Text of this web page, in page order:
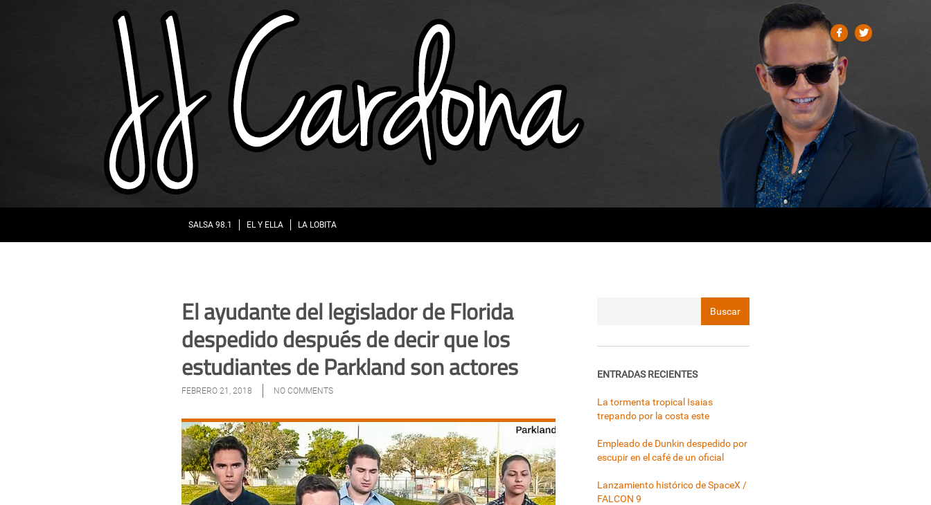
SALSA 98.1 EL Y ELLA LA LOBITA
El ayudante del legislador de Florida
despedido después de decir que los
estudiantes de Parkland son actores
FEBRERO 21, 2018 NO COMMENTS
ENTRADAS RECIENTES
La tormenta tropical Isaias
trepando por la costa este
Empleado de Dunkin despedido por
escupir en el café de un oficial
Lanzamiento histórico de SpaceX /
FALCON 9